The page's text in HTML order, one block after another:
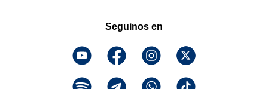
Seguinos en